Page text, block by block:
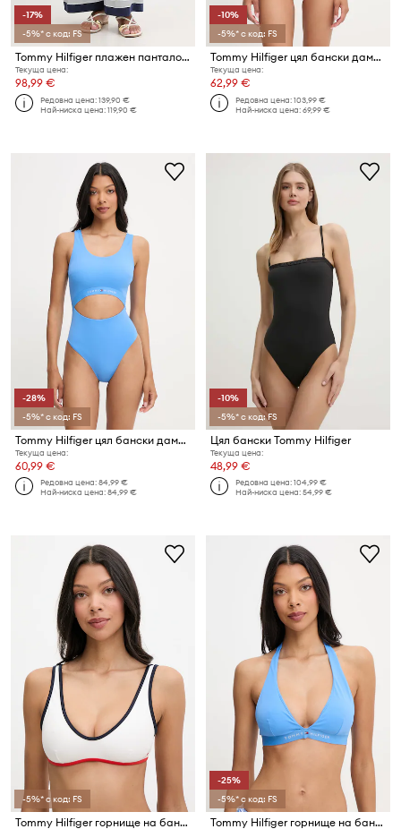
-17%
-5%* с код: FS
Tommy Hilfiger плажен панталон дамски SUMMER
Текуща цена:
98,99 €
Редовна цена:139,90 €
Най-ниска цена:119,90 €
-10%
-5%* с код: FS
Tommy Hilfiger цял бански дамски
Текуща цена:
62,99 €
Редовна цена:103,99 €
Най-ниска цена:69,99 €
-28%
-5%* с код: FS
Tommy Hilfiger цял бански дамски
Текуща цена:
60,99 €
Редовна цена:84,99 €
Най-ниска цена:84,99 €
-10%
-5%* с код: FS
Цял бански Tommy Hilfiger
Текуща цена:
48,99 €
Редовна цена:104,99 €
Най-ниска цена:54,99 €
-5%* с код: FS
Tommy Hilfiger горнище на бански дамско
-25%
-5%* с код: FS
Tommy Hilfiger горнище на бански дамско